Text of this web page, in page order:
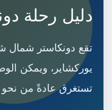
دليل رحلة
تقع دونكاستر
يوركشاير، ويمكن
تستغرق عادةً من نحو 20 إلى 40 دقيقة.